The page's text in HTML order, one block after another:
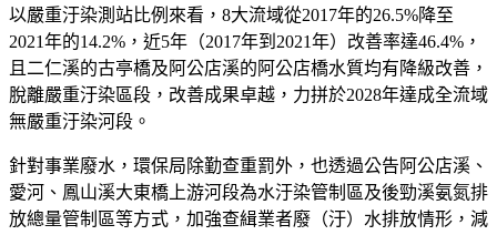
以嚴重汙染測站比例來看，8大流域從2017年的26.5%降至
2021年的14.2%，近5年（2017年到2021年）改善率達46.4%，
且二仁溪的古亭橋及阿公店溪的阿公店橋水質均有降級改善，
脫離嚴重汙染區段，改善成果卓越，力拼於2028年達成全流域
無嚴重汙染河段。
針對事業廢水，環保局除勤查重罰外，也透過公告阿公店溪、
愛河、鳳山溪大東橋上游河段為水汙染管制區及後勁溪氨氮排
放總量管制區等方式，加強查緝業者廢（汙）水排放情形，減